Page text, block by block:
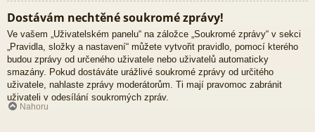
Dostávám nechtěné soukromé zprávy!
Ve vašem „Uživatelském panelu“ na záložce „Soukromé zprávy“ v sekci
„Pravidla, složky a nastavení“ můžete vytvořit pravidlo, pomocí kterého
budou zprávy od určeného uživatele nebo uživatelů automaticky
smazány. Pokud dostáváte urážlivé soukromé zprávy od určitého
uživatele, nahlaste zprávy moderátorům. Ti mají pravomoc zabránit
uživateli v odesílání soukromých zpráv.
Nahoru